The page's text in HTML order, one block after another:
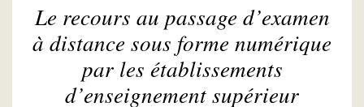
Le recours au passage d’examen
à distance sous forme numérique
par les établissements
d’enseignement supérieur